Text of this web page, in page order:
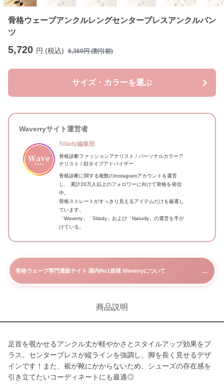
骨格ウェーブアンクルレングセンタープレスアンクルパン
ツ
5,720 円 (税込) 6,360円 (割引前)
サイズ・カラーを選ぶ
Waverryサイト運営者
Stlady編集部
骨格診断ファッションアナリスト / パーソナルカラーア
ナリスト / 顔タイプアドバイザー
骨格診断に関する複数のInstagramアカウントを運営
し、 累計20万人以上のフォロワーに向けて骨格を発信
中。
骨格ストレートがすっきり見えるアイテムだけを厳選し
ています。
「Waverry」「Stlady」および「Naturily」の運営を手が
けている。
骨格ウェーブ専門通販サイト 国内No1規模 Waverryについて →
商品説明
足首を覗かせるアンクル丈が軽やかさとスタイルアップ効果をプ
ラス。センタープレスが縦ラインを強調し、脚を長く見せるデザ
インです！また、裾が靴にかからないため、シューズの存在感を
引き立てたいコーディネートにも最適◎